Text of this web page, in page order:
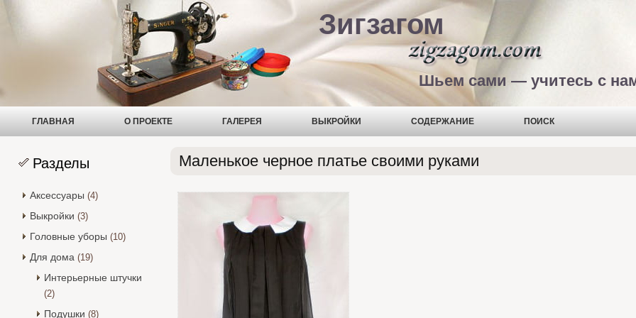
Зигзагом
Шьем сами — учитесь с
ГЛАВНАЯ О ПРОЕКТЕ ГАЛЕРЕЯ ВЫКРОЙКИ СОДЕРЖАНИЕ ПОИСК
Разделы
Аксессуары (4)
Выкройки (3)
Головные уборы (10)
Для дома (19)
Интерьерные штучки
(2)
Подушки (8)
Маленькое черное платье своими руками